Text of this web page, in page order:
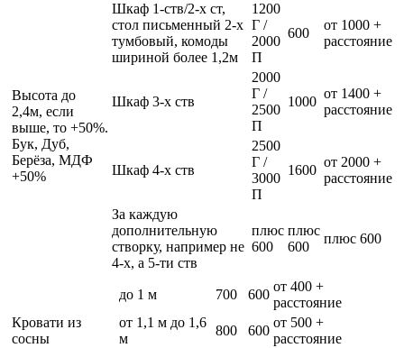
Высота до
2,4м, если
выше, то +50%.
Бук, Дуб,
Берёза, МДФ
+50%
Шкаф 1-ств/2-х ст,
стол письменный 2-х
тумбовый, комоды
шириной более 1,2м
1200
Г /
2000
П
600
от 1000 +
расстояние
Шкаф 3-х ств
2000
Г /
2500
П
1000
от 1400 +
расстояние
Шкаф 4-х ств
2500
Г /
3000
П
1600
от 2000 +
расстояние
За каждую
дополнительную
створку, например не
4-х, а 5-ти ств
плюс
600
плюс
600
плюс 600
Кровати из
сосны
до 1 м 700 600
от 400 +
расстояние
от 1,1 м до 1,6
м
800 600
от 500 +
расстояние